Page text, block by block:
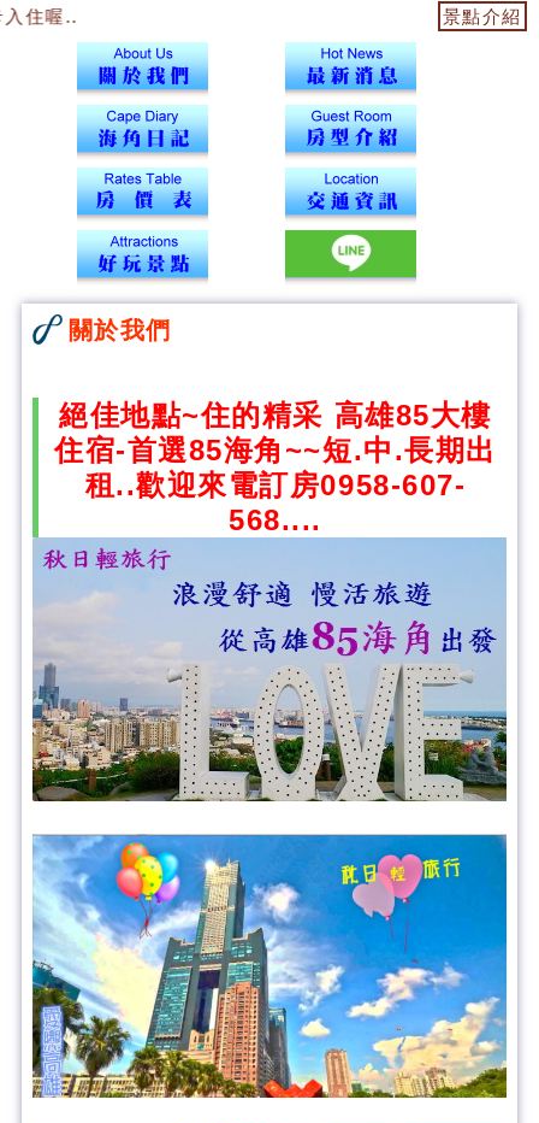
住喔.. 景點介紹
關於我們
絕佳地點~住的精采 高雄85大樓
住宿-首選85海角~~短.中.長期出
租..歡迎來電訂房0958-607-
568....